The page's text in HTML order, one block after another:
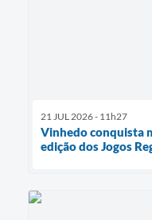
21 JUL 2026 - 11h27
Vinhedo conquista
edição dos Jogos